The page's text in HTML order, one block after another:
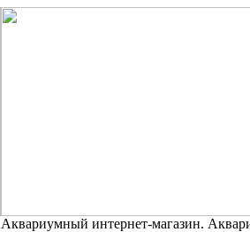
Аквариумный интернет-магазин.